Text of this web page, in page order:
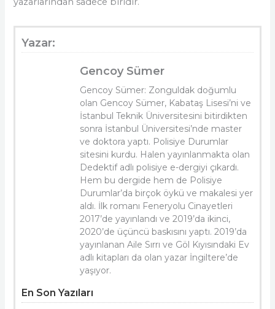
Yazar:
Gencoy Sümer
Gencoy Sümer: Zonguldak doğumlu
olan Gencoy Sümer, Kabataş Lisesi’ni ve
İstanbul Teknik Üniversitesini bitirdikten
sonra İstanbul Üniversitesi’nde master
ve doktora yaptı. Polisiye Durumlar
sitesini kurdu. Halen yayınlanmakta olan
Dedektif adlı polisiye e-dergiyi çıkardı.
Hem bu dergide hem de Polisiye
Durumlar’da birçok öykü ve makalesi yer
aldı. İlk romanı Feneryolu Cinayetleri
2017’de yayınlandı ve 2019’da ikinci,
2020’de üçüncü baskısını yaptı. 2019’da
yayınlanan Aile Sırrı ve Göl Kıyısındaki Ev
adlı kitapları da olan yazar İngiltere’de
yaşıyor.
En Son Yazıları